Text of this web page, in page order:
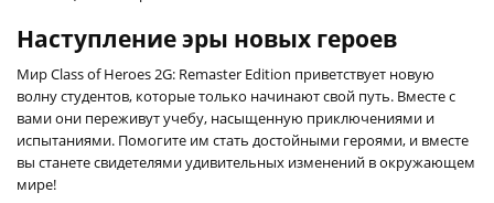
Наступление эры новых героев
Мир Class of Heroes 2G: Remaster Edition приветствует новую
волну студентов, которые только начинают свой путь. Вместе с
вами они переживут учебу, насыщенную приключениями и
испытаниями. Помогите им стать достойными героями, и вместе
вы станете свидетелями удивительных изменений в окружающем
мире!